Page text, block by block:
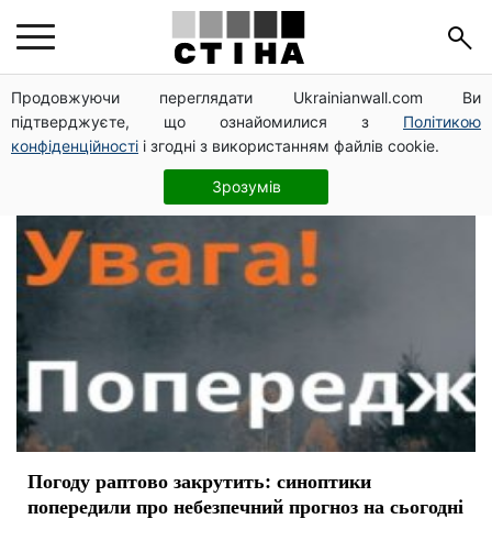
Продовжуючи переглядати Ukrainianwall.com Ви
підтверджуєте, що ознайомилися з Політикою
конфіденційності і згодні з використанням файлів cookie.
Зрозумів
прогноз погоди
Погоду раптово закрутить: синоптики
попередили про небезпечний прогноз на сьогодні